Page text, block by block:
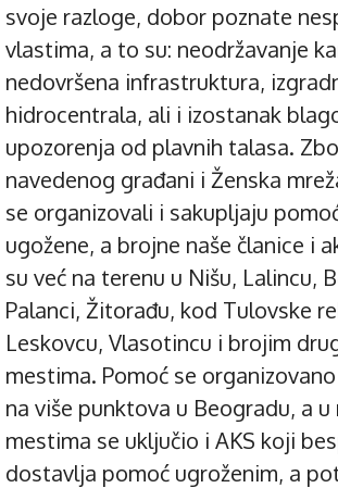
svoje razloge, dobor poznate
vlastima, a to su: neodržavanje
nedovršena infrastruktura,
hidrocentrala, ali i izostanak
upozorenja od plavnih talasa.
navedenog građani i Ženska
se organizovali i sakupljaju
ugožene, a brojne naše članice i
su već na terenu u Nišu, Lalincu,
Palanci, Žitorađu, kod Tulovske
Leskovcu, Vlasotincu i brojim
mestima. Pomoć se
na više punktova u Beogradu, a u
mestima se uključio i AKS koji
dostavlja pomoć ugroženim, a